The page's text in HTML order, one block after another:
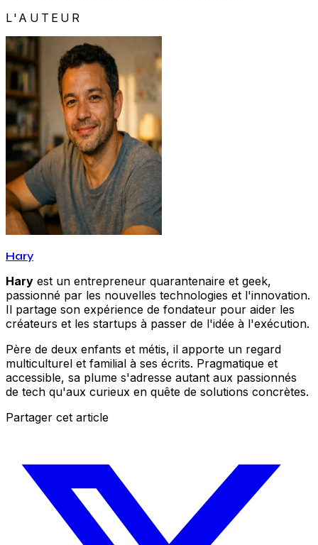
L'AUTEUR
Hary
Hary est un entrepreneur quarantenaire et geek,
passionné par les nouvelles technologies et l'innovation.
Il partage son expérience de fondateur pour aider les
créateurs et les startups à passer de l'idée à l'exécution.
Père de deux enfants et métis, il apporte un regard
multiculturel et familial à ses écrits. Pragmatique et
accessible, sa plume s'adresse autant aux passionnés
de tech qu'aux curieux en quête de solutions concrètes.
Partager cet article